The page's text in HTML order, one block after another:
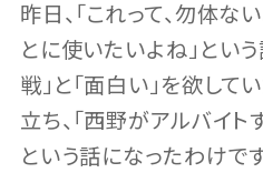
昨日、「これって、勿体な
とに使いたいよね」という
戦」と「面白い」を欲し
立ち、「西野がアルバイト
という話になったわけです